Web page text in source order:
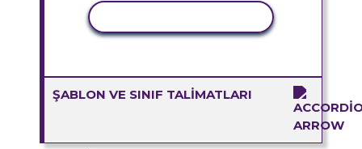
ŞABLON VE SINIF TALIMATLARI